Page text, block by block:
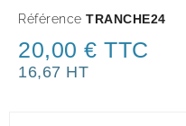
Référence TRANCHE24
20,00 € TTC
16,67 HT